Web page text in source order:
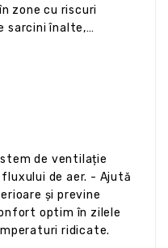
zone cu riscuri
sarcini înalte,
de ventilație
de aer. - Ajută
și previne
optim în zilele
ridicate.